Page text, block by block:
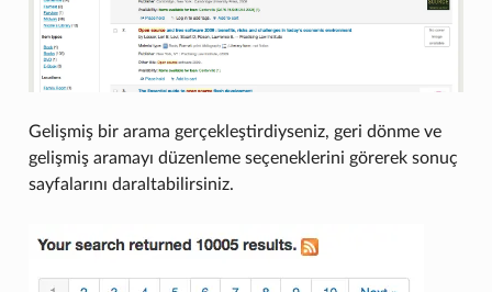
Gelişmiş bir arama gerçekleştirdiyseniz, geri dönme ve
gelişmiş aramayı düzenleme seçeneklerini görerek sonuç
sayfalarını daraltabilirsiniz.